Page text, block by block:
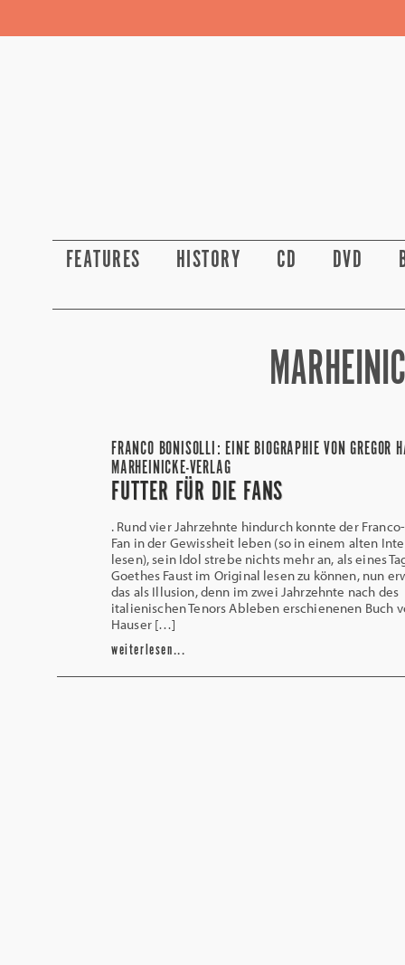
FEATURES HISTORY CD DVD
FRANCO BONISOLLI: EINE BIOGRAPHIE VON GREGOR
MARHEINICKE-VERLAG
FUTTER FÜR DIE FANS
. Rund vier Jahrzehnte hindurch konnte der
Fan in der Gewissheit leben (so in einem alten
lesen), sein Idol strebe nichts mehr an, als eines
Goethes Faust im Original lesen zu können, nun
das als Illusion, denn im zwei Jahrzehnte nach des
italienischen Tenors Ableben erschienenen Buch
Hauser […]
weiterlesen...